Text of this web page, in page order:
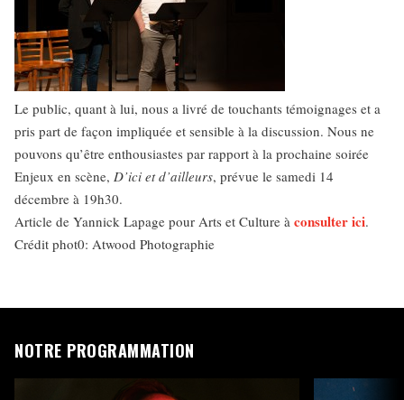
Le public, quant à lui, nous a livré de touchants témoignages et a
pris part de façon impliquée et sensible à la discussion. Nous ne
pouvons qu’être enthousiastes par rapport à la prochaine soirée
Enjeux en scène, D’ici et d’ailleurs, prévue le samedi 14
décembre à 19h30.
Article de Yannick Lapage pour Arts et Culture à consulter ici.
Crédit phot0: Atwood Photographie
NOTRE PROGRAMMATION